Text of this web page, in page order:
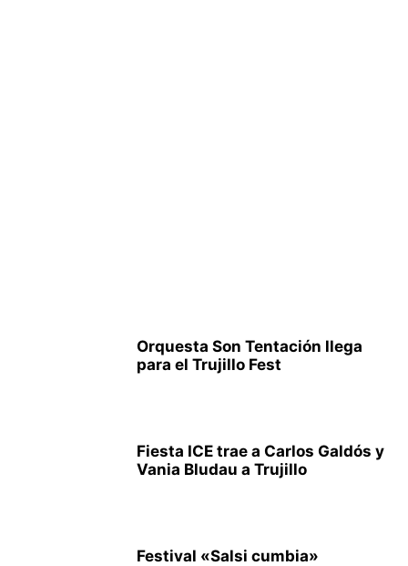
Orquesta Son Tentación llega
para el Trujillo Fest
Fiesta ICE trae a Carlos Galdós y
Vania Bludau a Trujillo
Festival «Salsi cumbia»